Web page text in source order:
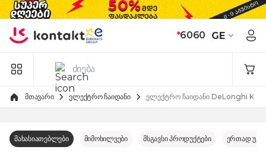
Skip to Content
*6060 GE
მთავარი ელექტრო ჩაიდანი ელექტრო ჩაიდანი DeLonghi
მახასიათებლები მიმოხილვები მსგავსი პროდუქტები ერთად